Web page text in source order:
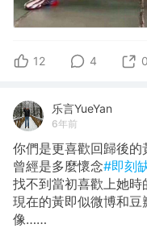
12 4 0
乐言YueYan
6年前
你們是更喜歡回歸後的
曾經是多麼懷念#即刻
找不到當初喜歡上她時
現在的黃即似微博和
像……